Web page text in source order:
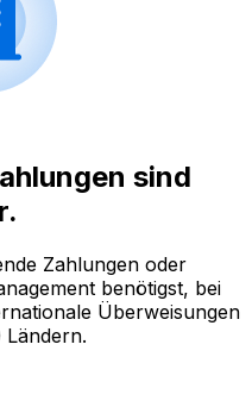
sind
Zahlungen oder
benötigst, bei
Überweisungen
Ländern.